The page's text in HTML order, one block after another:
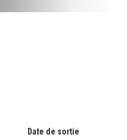
Date de sortie